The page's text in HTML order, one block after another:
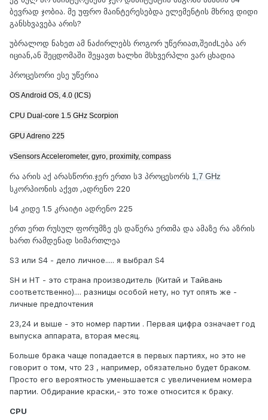
ბევრად ჯობია. მე უფრო მაინტერესებდა ელემენტის მხრივ დიდი
განსხვავება არის?
უბრალოდ ნახეთ ამ ნაძირლებს როგორ უწერიათ,შეიძLება არ
იციან,ან შეცდომაში შეყავთ ხალხი მსხვერპლი ვარ ცხადია
პროცესორი ესე უწერია
OS Android OS, 4.0 (ICS)
CPU Dual-core 1.5 GHz Scorpion
GPU Adreno 225
vSensors Accelerometer, gyro, proximity, compass
რა არის აქ არასწორი.ჯერ ერთი ს3 პროცესორს 1,7 GHz
სკორპიონის აქვთ ,ადრენო 220
ს4 კიდე 1.5 კრაიტი ადრენო 225
ერთ ერთ რუსულ ფორუმზე ეს დაწერა ერთმა და ამაზე რა აზრის
ხართ რამდენად სიმართლეა
S3 или S4 - дело личное..... я выбрал S4
SH и HT - это страна производитель (Китай и Тайвань
соответственно).... разницы особой нету, но тут опять же -
личные предпочтения
23,24 и выше - это номер партии . Первая цифра означает год
выпуска аппарата, вторая месяц.
Больше брака чаще попадается в первых партиях, но это не
говорит о том, что 23 , например, обязательно будет браком.
Просто его вероятность уменьшается с увеличением номера
партии. Обдирание краски,- это тоже относится к браку.
CPU